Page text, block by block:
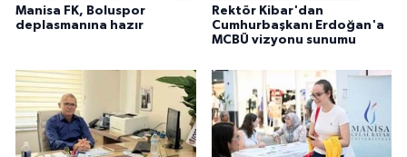
Manisa FK, Boluspor
deplasmanına hazır
Rektör Kibar'dan
Cumhurbaşkanı Erdoğan'a
MCBÜ vizyonu sunumu